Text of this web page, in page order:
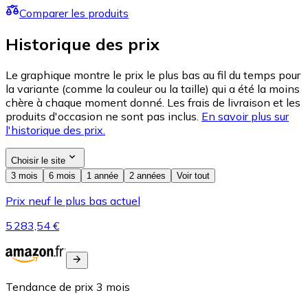
Comparer les produits
Historique des prix
Le graphique montre le prix le plus bas au fil du temps pour
la variante (comme la couleur ou la taille) qui a été la moins
chère à chaque moment donné. Les frais de livraison et les
produits d'occasion ne sont pas inclus. En savoir plus sur
l'historique des prix.
Choisir le site
3 mois
6 mois 1 année 2 années Voir tout
Prix neuf le plus bas actuel
5 283,54 €
Tendance de prix 3 mois